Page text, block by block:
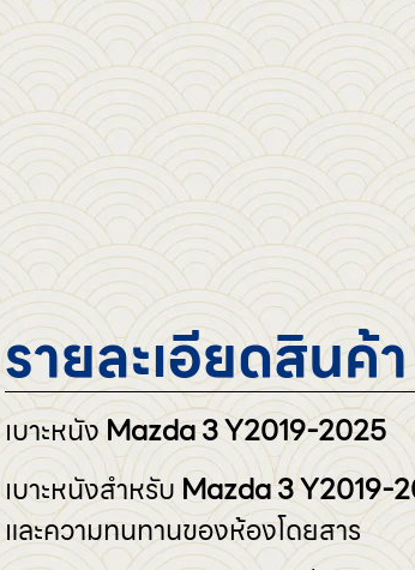
รายละเอียดสินค้า
เบาะหนังMazda 3 Y2019-2025
เบาะหนังสำหรับ Mazda 3Y2019-
และความทนทานของห้องโดยสาร